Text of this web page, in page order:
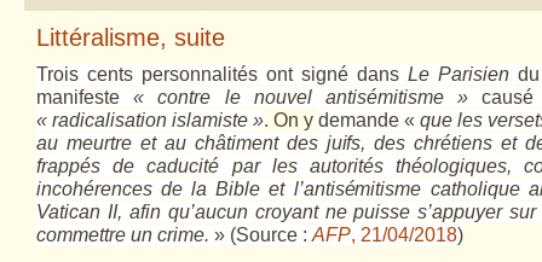
Littéralisme, suite
Trois cents personnalités ont signé dans Le Parisien
manifeste« contre le nouvel antisémitisme »
« radicalisation islamiste ». On y demande « que les
au meurtre et au châtiment des juifs, des chrétiens et
frappés de caducité par les autorités théologiques,
incohérences de la Bible et l’antisémitisme catholique
Vatican II, afin qu’aucun croyant ne puisse s’appuyer
commettre un crime. » (Source : AFP, 21/04/2018)